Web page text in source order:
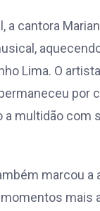
a cantora
Lima. O
por
a multidão com
marcou a
mais